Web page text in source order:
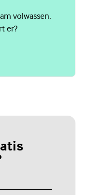
volwassen.
er?
puberteit